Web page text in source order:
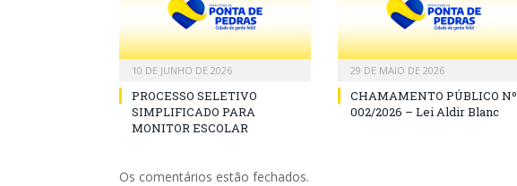
10 DE JUNHO DE 2026
PROCESSO SELETIVO
SIMPLIFICADO PARA
MONITOR ESCOLAR
29 DE MAIO DE 2026
CHAMAMENTO PÚBLICO Nº
002/2026 – Lei Aldir Blanc
Os comentários estão fechados.